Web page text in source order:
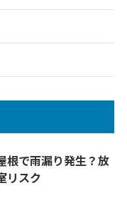
根で雨漏り発生？放
リスク